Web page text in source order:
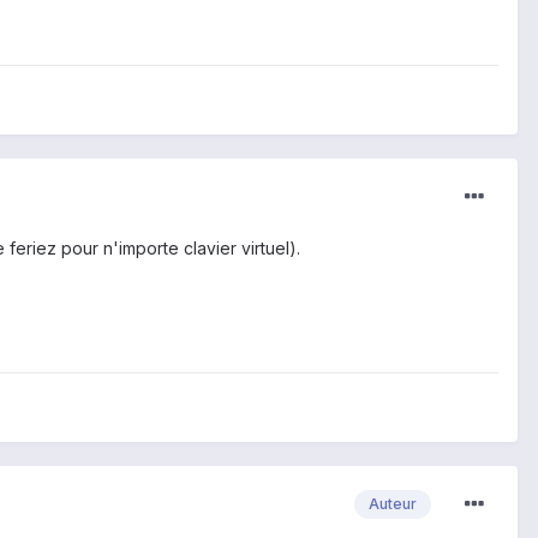
feriez pour n'importe clavier virtuel).
Auteur